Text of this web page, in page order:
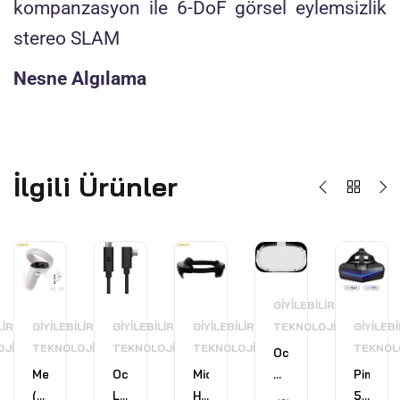
kompanzasyon ile 6-DoF görsel eylemsizlik
stereo SLAM
Nesne Algılama
İlgili Ürünler
GIYILEBILIR
TEKNOLOJI
Meta
(Oculus)
GIYILEBILIR
TEKNOLOJI
Oculus
Link
GIYILEBILIR
TEKNOLOJI
Microsoft
Hololens
GIYILEBILIR
TEKNOLOJI
Oculus
Quest
Pimax
5K